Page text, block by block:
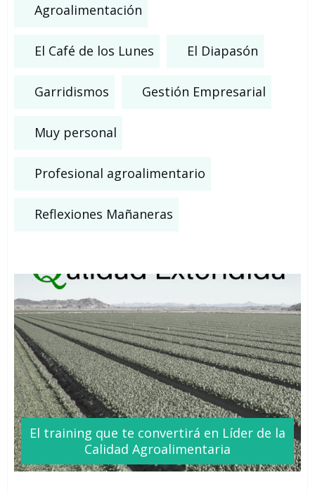
Agroalimentación
El Café de los Lunes El Diapasón
Garridismos Gestión Empresarial
Muy personal
Profesional agroalimentario
Reflexiones Mañaneras
El training que te convertirá en Líder de la
Calidad Agroalimentaria